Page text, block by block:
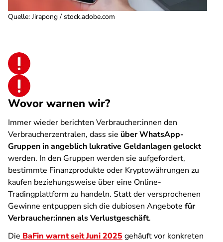
Quelle: Jirapong / stock.adobe.com
Wovor warnen wir?
Immer wieder berichten Verbraucher:innen den
Verbraucherzentralen, dass sie über WhatsApp-
Gruppen in angeblich lukrative Geldanlagen gelockt
werden. In den Gruppen werden sie aufgefordert,
bestimmte Finanzprodukte oder Kryptowährungen zu
kaufen beziehungsweise über eine Online-
Tradingplattform zu handeln. Statt der versprochenen
Gewinne entpuppen sich die dubiosen Angebote für
Verbraucher:innen als Verlustgeschäft.
Die BaFin warnt seit Juni 2025 gehäuft vor konkreten